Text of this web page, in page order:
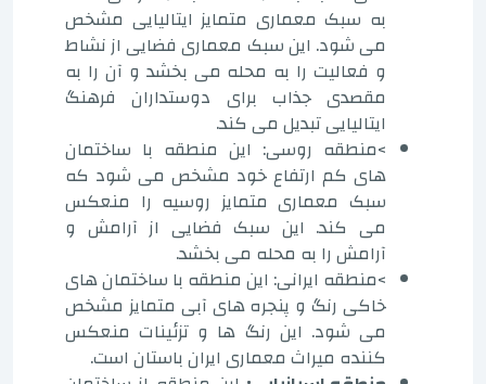
به سبک معماری متمایز ایتالیایی مشخص
می شود. این سبک معماری فضایی از نشاط
و فعالیت را به محله می بخشد و آن را به
مقصدی جذاب برای دوستداران فرهنگ
ایتالیایی تبدیل می کند.
>منطقه روسی: این منطقه با ساختمان
های کم ارتفاع خود مشخص می شود که
سبک معماری متمایز روسیه را منعکس
می کند. این سبک فضایی از آرامش و
آرامش را به محله می بخشد.
>منطقه ایرانی: این منطقه با ساختمان های
خاکی رنگ و پنجره های آبی متمایز مشخص
می شود. این رنگ ها و تزئینات منعکس
کننده میراث معماری ایران باستان است.